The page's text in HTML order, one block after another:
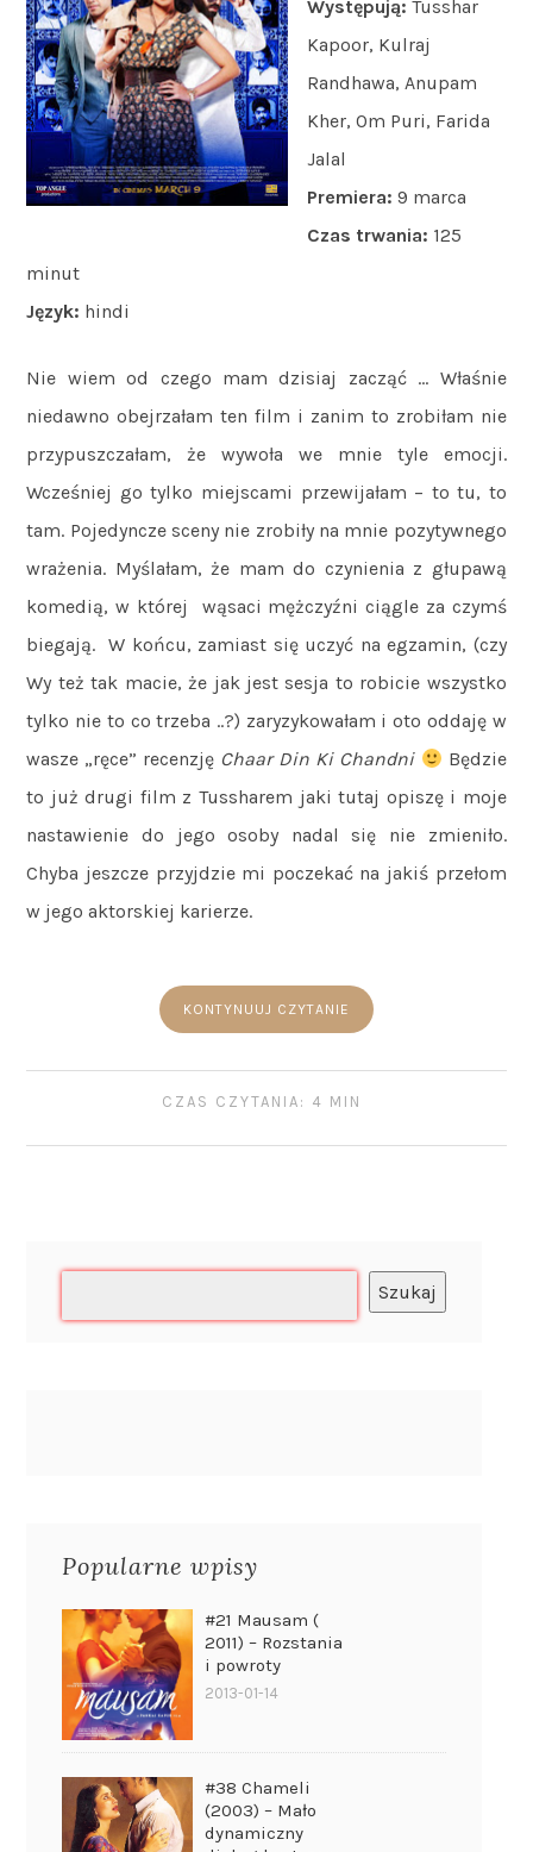
Występują: Tusshar
Kapoor, Kulraj
Randhawa, Anupam
Kher, Om Puri, Farida
Jalal
Premiera: 9 marca
Czas trwania: 125
minut
Język: hindi
Nie wiem od czego mam dzisiaj zacząć … Właśnie
niedawno obejrzałam ten film i zanim to zrobiłam nie
przypuszczałam, że wywoła we mnie tyle emocji.
Wcześniej go tylko miejscami przewijałam – to tu, to
tam. Pojedyncze sceny nie zrobiły na mnie pozytywnego
wrażenia. Myślałam, że mam do czynienia z głupawą
komedią, w której wąsaci mężczyźni ciągle za czymś
biegają. W końcu, zamiast się uczyć na egzamin, (czy
Wy też tak macie, że jak jest sesja to robicie wszystko
tylko nie to co trzeba ..?) zaryzykowałam i oto oddaję w
wasze „ręce” recenzję Chaar Din Ki Chandni
Będzie
to już drugi film z Tussharem jaki tutaj opiszę i moje
nastawienie do jego osoby nadal się nie zmieniło.
Chyba jeszcze przyjdzie mi poczekać na jakiś przełom
w jego aktorskiej karierze.
KONTYNUUJ CZYTANIE
CZAS CZYTANIA: 4 MIN
Szukaj
Popularne wpisy
#21 Mausam (
2011) – Rozstania
i powroty
2013-01-14
#38 Chameli
(2003) – Mało
dynamiczny